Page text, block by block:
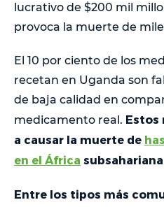
lucrativo de $200 mil
provoca la muerte de
El 10 por ciento de los
recetan en Uganda son
de baja calidad en
medicamento real. Estos
a causar la muerte de
en el África
Entre los tipos más